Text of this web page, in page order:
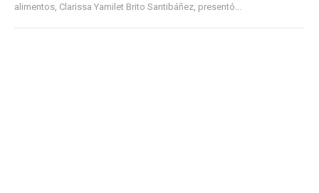
alimentos, Clarissa Yamilet Brito Santibáñez, presentó...